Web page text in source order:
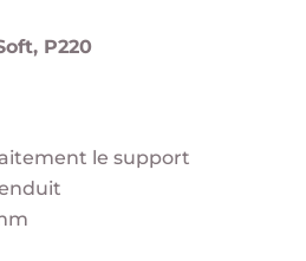
P220
le support